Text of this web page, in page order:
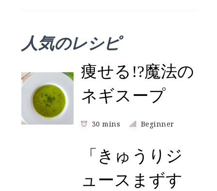
人気のレシピ
痩せる!?魔法の
ネギスープ
30 mins Beginner
「きゅうりジ
ュースまずす